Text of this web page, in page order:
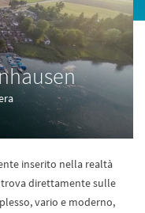
inserito nella realtà
trova direttamente sulle
vario e moderno,